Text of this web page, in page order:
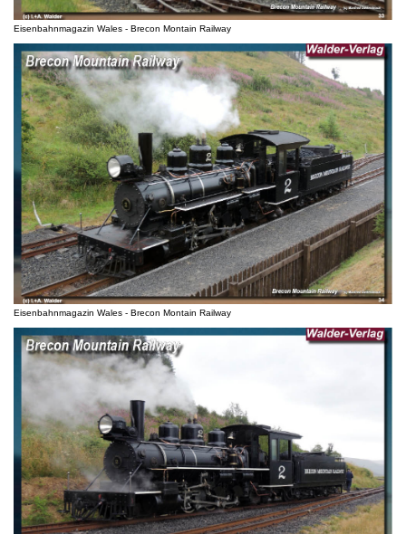
Eisenbahnmagazin Wales - Brecon Montain Railway
Eisenbahnmagazin Wales - Brecon Montain Railway